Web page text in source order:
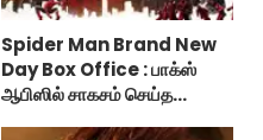
Spider Man Brand New
Day Box Office : பாக்ஸ்
ஆபிஸில் சாகசம் செய்த